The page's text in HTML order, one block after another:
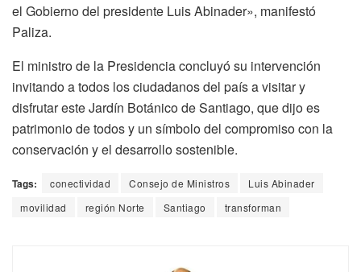
el Gobierno del presidente Luis Abinader», manifestó
Paliza.
El ministro de la Presidencia concluyó su intervención
invitando a todos los ciudadanos del país a visitar y
disfrutar este Jardín Botánico de Santiago, que dijo es
patrimonio de todos y un símbolo del compromiso con la
conservación y el desarrollo sostenible.
Tags: conectividad Consejo de Ministros
Luis Abinader
movilidad
región Norte Santiago transforman